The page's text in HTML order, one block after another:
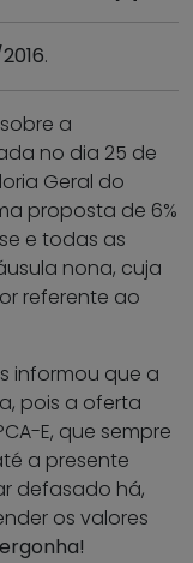
.
a
no dia 25 de
Geral do
proposta de 6%
e todas as
nona, cuja
referente ao
informou que a
pois a oferta
E, que sempre
a presente
defasado há,
os valores